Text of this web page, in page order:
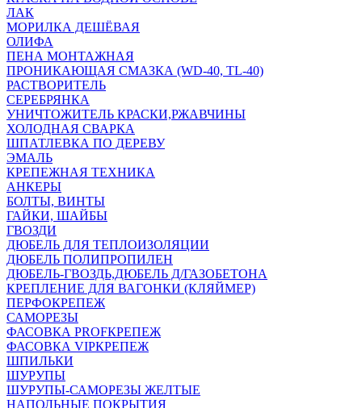
ЛАК
МОРИЛКА ДЕШЁВАЯ
ОЛИФА
ПЕНА МОНТАЖНАЯ
ПРОНИКАЮЩАЯ СМАЗКА (WD-40, TL-40)
РАСТВОРИТЕЛЬ
СЕРЕБРЯНКА
УНИЧТОЖИТЕЛЬ КРАСКИ,РЖАВЧИНЫ
ХОЛОДНАЯ СВАРКА
ШПАТЛЕВКА ПО ДЕРЕВУ
ЭМАЛЬ
КРЕПЕЖНАЯ ТЕХНИКА
АНКЕРЫ
БОЛТЫ, ВИНТЫ
ГАЙКИ, ШАЙБЫ
ГВОЗДИ
ДЮБЕЛЬ ДЛЯ ТЕПЛОИЗОЛЯЦИИ
ДЮБЕЛЬ ПОЛИПРОПИЛЕН
ДЮБЕЛЬ-ГВОЗДЬ,ДЮБЕЛЬ Д/ГАЗОБЕТОНА
КРЕПЛЕНИЕ ДЛЯ ВАГОНКИ (КЛЯЙМЕР)
ПЕРФОКРЕПЕЖ
САМОРЕЗЫ
ФАСОВКА PROFКРЕПЕЖ
ФАСОВКА VIPКРЕПЕЖ
ШПИЛЬКИ
ШУРУПЫ
ШУРУПЫ-САМОРЕЗЫ ЖЕЛТЫЕ
НАПОЛЬНЫЕ ПОКРЫТИЯ